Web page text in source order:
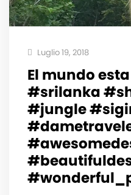
Luglio 19, 2018
El mundo
#srilanka
#jungle